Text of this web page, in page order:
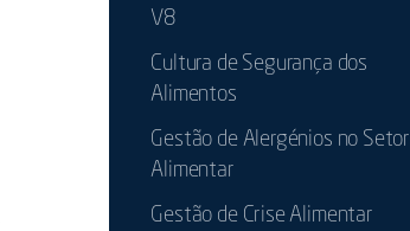
V8
Cultura de Segurança dos
Alimentos
Gestão de Alergénios no Setor
Alimentar
Gestão de Crise Alimentar